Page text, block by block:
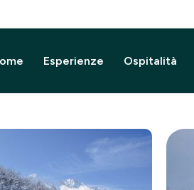
Esperienze Ospitalità